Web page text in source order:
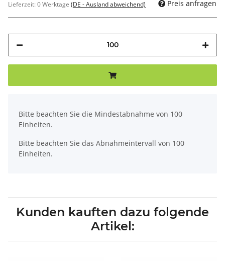
Lieferzeit:0 Werktage (DE - Ausland abweichend) Preis anfragen
Bitte beachten Sie die Mindestabnahme von 100
Einheiten.
Bitte beachten Sie das Abnahmeintervall von 100
Einheiten.
Kunden kauften dazu folgende
Artikel: